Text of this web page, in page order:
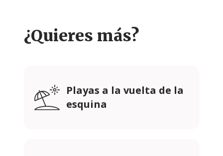
¿Quieres más?
Playas a la vuelta de la
esquina